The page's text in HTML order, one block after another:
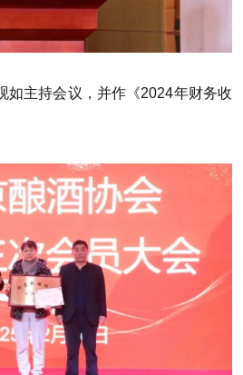
如主持会议，并作《2024年财务收